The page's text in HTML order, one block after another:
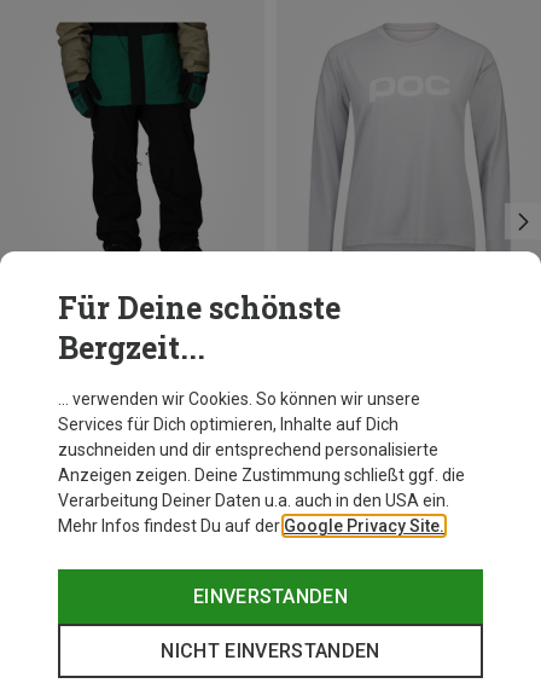
Du sparst 10%
Für Deine schönste
Bergzeit...
… verwenden wir Cookies. So können wir unsere
Services für Dich optimieren, Inhalte auf Dich
zuschneiden und dir entsprechend personalisierte
Anzeigen zeigen. Deine Zustimmung schließt ggf. die
Verarbeitung Deiner Daten u.a. auch in den USA ein.
Mehr Infos findest Du auf der Google Privacy Site.
EINVERSTANDEN
NICHT EINVERSTANDEN